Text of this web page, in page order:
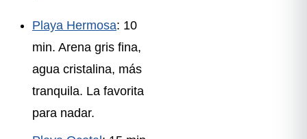
Playa Hermosa: 10
min. Arena gris fina,
agua cristalina, más
tranquila. La favorita
para nadar.